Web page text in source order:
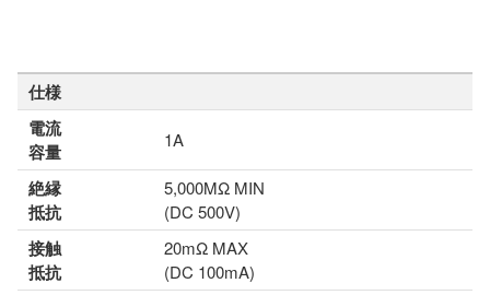
会社情報
仕様
電流
容量
1A
絶縁
抵抗
5,000MΩ MIN
(DC 500V)
接触
抵抗
20mΩ MAX
(DC 100mA)